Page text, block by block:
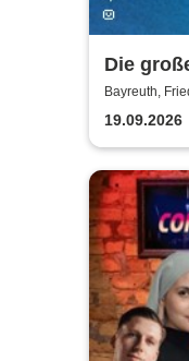
Die
Gala -
Duette
Bayreuth,
19.09.2026